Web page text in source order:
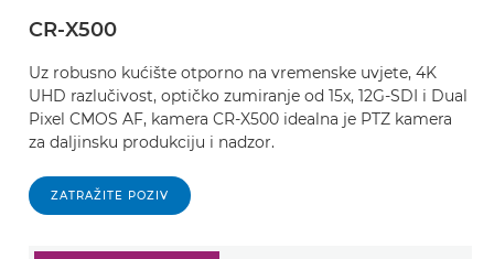
CR-X500
Uz robusno kućište otporno na vremenske uvjete, 4K
UHD razlučivost, optičko zumiranje od 15x, 12G-SDI i Dual
Pixel CMOS AF, kamera CR-X500 idealna je PTZ kamera
za daljinsku produkciju i nadzor.
ZATRAŽITE POZIV